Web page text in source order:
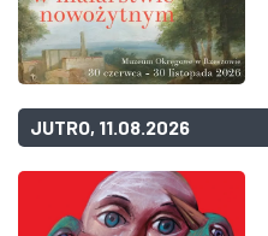
JUTRO, 11.08.2026